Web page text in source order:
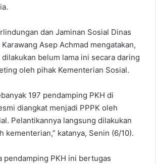
dan Jaminan Sosial Dinas
Asep Achmad mengatakan,
belum lama ini secara daring
oleh pihak Kementerian Sosial.
197 pendamping PKH di
diangkat menjadi PPPK oleh
Pelantikannya langsung dilakukan
kementerian,” katanya, Senin (6/10).
pendamping PKH ini bertugas